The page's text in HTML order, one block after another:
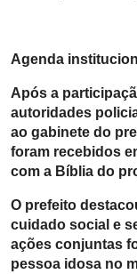
Agenda
Após a
autoridades
ao gabinete do
foram recebidos
com a Bíblia do
O prefeito
cuidado social e
ações conjuntas
pessoa idosa no